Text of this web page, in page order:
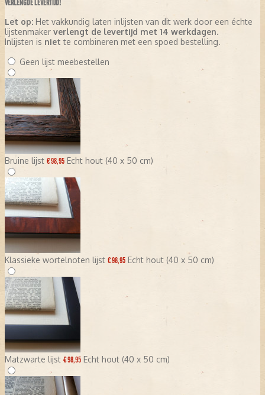
VERLENGDE LEVERTIJD!
Let op: Het vakkundig laten inlijsten van dit werk door een échte
lijstenmaker verlengt de levertijd met 14 werkdagen.
Inlijsten is niet te combineren met een spoed bestelling.
Geen lijst meebestellen
Bruine lijst € 98,95 Echt hout (40 x 50 cm)
Klassieke wortelnoten lijst € 98,95 Echt hout (40 x 50 cm)
Matzwarte lijst € 98,95 Echt hout (40 x 50 cm)